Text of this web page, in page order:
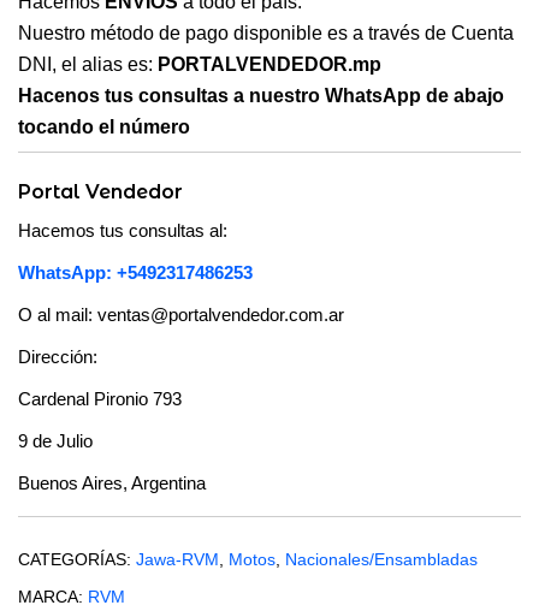
Nuestro método de pago disponible es a través de Cuenta
DNI, el alias es: PORTALVENDEDOR.mp
Hacenos tus consultas a nuestro WhatsApp de abajo
tocando el número
Portal Vendedor
Hacemos tus consultas al:
WhatsApp: +5492317486253
O al mail: ventas@portalvendedor.com.ar
Dirección:
Cardenal Pironio 793
9 de Julio
Buenos Aires, Argentina
CATEGORÍAS: Jawa-RVM Motos Nacionales/Ensambladas
MARCA: RVM